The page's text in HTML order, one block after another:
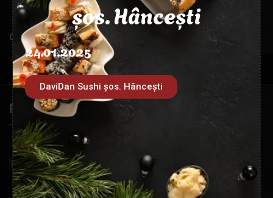
Categorie:Salate
PRODUSE SIMILARE
șos. Hâncești
24.01.2025
DaviDan Sushi șos. Hâncești